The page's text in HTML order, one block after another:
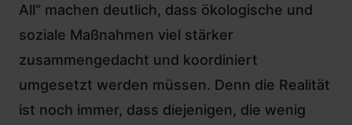
All“ machen deutlich, dass ökologische und
soziale Maßnahmen viel stärker
zusammengedacht und koordiniert
umgesetzt werden müssen. Denn die Realität
ist noch immer, dass diejenigen, die wenig